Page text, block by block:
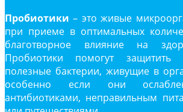
Пробиотики – это живые
при приеме в оптимальных
благотворное влияние на
Пробиотики помогут защитить
полезные бактерии, живущие в
особенно если они
антибиотиками, неправильным